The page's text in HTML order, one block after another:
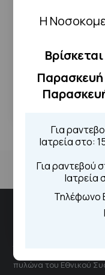
Η
Για
Ιατρεία στο:
Για ραντεβού
Ιατρεία
Τηλέφωνο
ΔΕΊΤΕ
← Επιστροφή
Νοσοκομειακή
πυλώνα του Εθνικού